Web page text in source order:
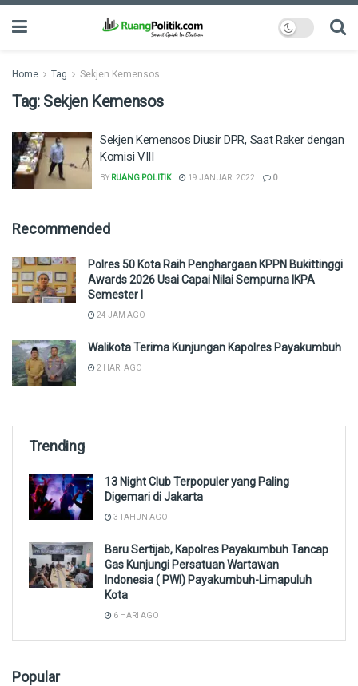
Home Tag Sekjen Kemensos
Tag: Sekjen Kemensos
Sekjen Kemensos Diusir DPR, Saat Raker dengan
Komisi VIII
BY RUANG POLITIK 19 JANUARI 2022 0
Recommended
Polres 50 Kota Raih Penghargaan KPPN Bukittinggi
Awards 2026 Usai Capai Nilai Sempurna IKPA
Semester I
24 JAM AGO
Walikota Terima Kunjungan Kapolres Payakumbuh
2 HARI AGO
Trending
13 Night Club Terpopuler yang Paling
Digemari di Jakarta
3 TAHUN AGO
Baru Sertijab, Kapolres Payakumbuh Tancap
Gas Kunjungi Persatuan Wartawan
Indonesia ( PWI) Payakumbuh-Limapuluh
Kota
6 HARI AGO
Popular